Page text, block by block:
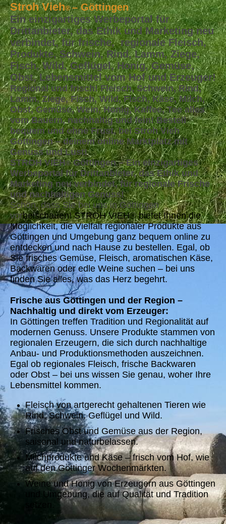
Stroh Vieh® – Göttingen
Ein einzigartiges Werbeportal für
Drittanbieter, das Ethik und Marketing neu
verbindet, für frische, regionale Fleisch,
Produkte, Schwein, Rind, Lamm, Ziege,
Fisch, Wild, Geflügel, Honig, Gemüse,
Obst, Lebensmittel vom Hof und Erzeuger!
Regional und frisch! Fleisch, Schwein, Rind,
Lamm, Ziege, Fisch, Wild, Fisch, Käse, Milch,
Obst, Gemüse, Wein, Honig, Kaffee, Tee alles
vom Bauern, nachhaltig und fein! Bestell
bequem und ohne Frust, bei Stroh Vieh
Göttingen – deinem online Marktplatz mit
Genuss und Lust!
STROH VIEH®Göttingen – Ein einzigartiges
Werbeportal für Drittanbieter, das Ethik und
Marketing neu verbindet, für regionale Frische
und nachhaltigen Genuss!
Schön, dass Sie bei uns in Göttingen
vorbeischauen! STROH VIEH® bietet Ihnen die
Möglichkeit, die Vielfalt regionaler Produkte aus
Göttingen und Umgebung ganz bequem online zu
entdecken und nach Hause zu bestellen. Egal, ob
Sie frisches Gemüse, Fleisch, aromatischen Käse,
Backwaren oder edle Weine suchen – bei uns
finden Sie alles, was das Herz begehrt.
Frische aus Göttingen und der Region –
Nachhaltig und direkt vom Erzeuger:
In Göttingen treffen Tradition und Regionalität auf
modernen Genuss. Unsere Produkte stammen von
regionalen Erzeugern, die sich durch nachhaltige
Anbau- und Produktionsmethoden auszeichnen.
Egal ob regionales Fleisch, frische Backwaren
oder Obst – bei uns wissen Sie genau, woher Ihre
Lebensmittel kommen.
Fleisch von artgerecht gehaltenen Tieren wie
Rind, Schwein, Geflügel und Wild.
Frisches Obst und Gemüse aus der Region,
saisonal und naturbelassen.
Milchprodukte und Käse – frisch vom Hof, wie
auf den Göttinger Wochenmärkten.
Weine und Honig von Erzeugern aus Göttingen
und Umgebung, die auf Qualität und Tradition
setzen.